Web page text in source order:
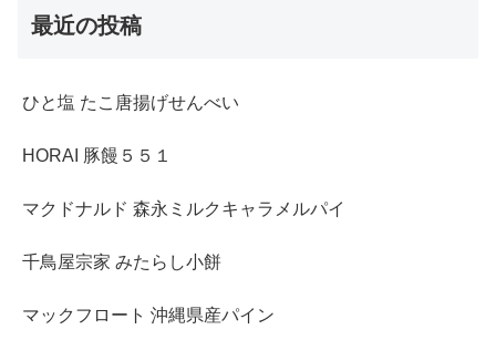
最近の投稿
ひと塩 たこ唐揚げせんべい
HORAI 豚饅５５１
マクドナルド 森永ミルクキャラメルパイ
千鳥屋宗家 みたらし小餅
マックフロート 沖縄県産パイン